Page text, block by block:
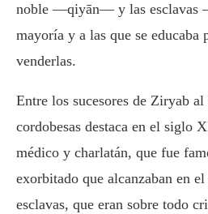
noble —qiyān— y las esclavas
mayoría y a las que se educaba
venderlas.
Entre los sucesores de Ziryab al
cordobesas destaca en el siglo
médico y charlatán, que fue
exorbitado que alcanzaban en
esclavas, que eran sobre todo